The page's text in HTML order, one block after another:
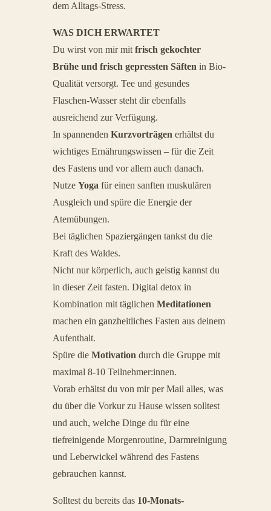
dem Alltags-Stress.
WAS DICH ERWARTET
Du wirst von mir mit frisch gekochter
Brühe und frisch gepressten Säften in Bio-
Qualität versorgt. Tee und gesundes
Flaschen-Wasser steht dir ebenfalls
ausreichend zur Verfügung.
In spannenden Kurzvorträgen erhältst du
wichtiges Ernährungswissen – für die Zeit
des Fastens und vor allem auch danach.
Nutze Yoga für einen sanften muskulären
Ausgleich und spüre die Energie der
Atemübungen.
Bei täglichen Spaziergängen tankst du die
Kraft des Waldes.
Nicht nur körperlich, auch geistig kannst du
in dieser Zeit fasten. Digital detox in
Kombination mit täglichen Meditationen
machen ein ganzheitliches Fasten aus deinem
Aufenthalt.
Spüre die Motivation durch die Gruppe mit
maximal 8-10 Teilnehmer:innen.
Vorab erhältst du von mir per Mail alles, was
du über die Vorkur zu Hause wissen solltest
und auch, welche Dinge du für eine
tiefreinigende Morgenroutine, Darmreinigung
und Leberwickel während des Fastens
gebrauchen kannst.
Solltest du bereits das 10-Monats-